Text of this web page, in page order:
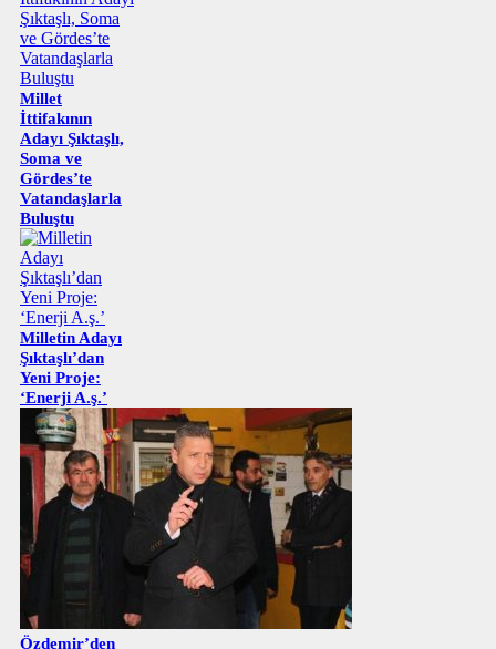
Millet
İttifakının
Adayı Şıktaşlı,
Soma ve
Gördes’te
Vatandaşlarla
Buluştu
Milletin Adayı
Şıktaşlı’dan
Yeni Proje:
‘Enerji A.ş.’
Özdemir’den